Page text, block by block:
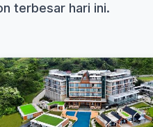
terbesar hari ini.